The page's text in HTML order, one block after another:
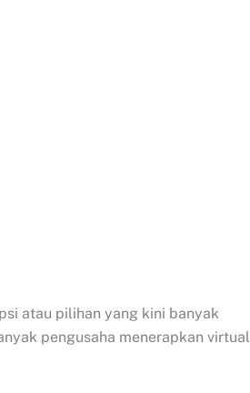
atau pilihan yang kini banyak
pengusaha menerapkan virtual